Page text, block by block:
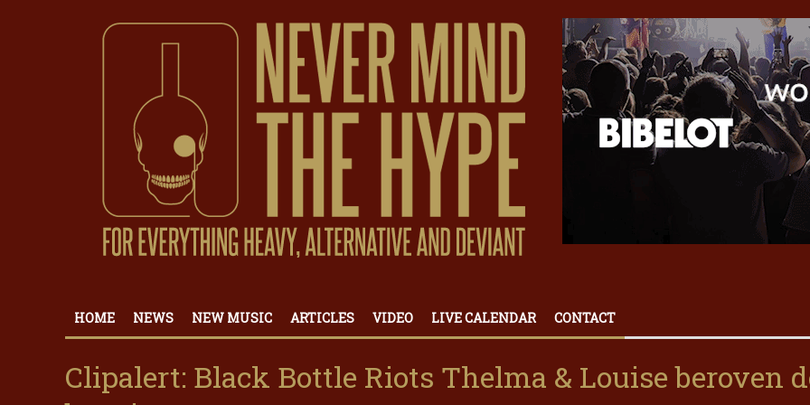
HOME NEWS NEW MUSIC ARTICLES VIDEO LIVE CALENDAR CONTACT
Clipalert: Black Bottle Riots Thelma & Louise beroven